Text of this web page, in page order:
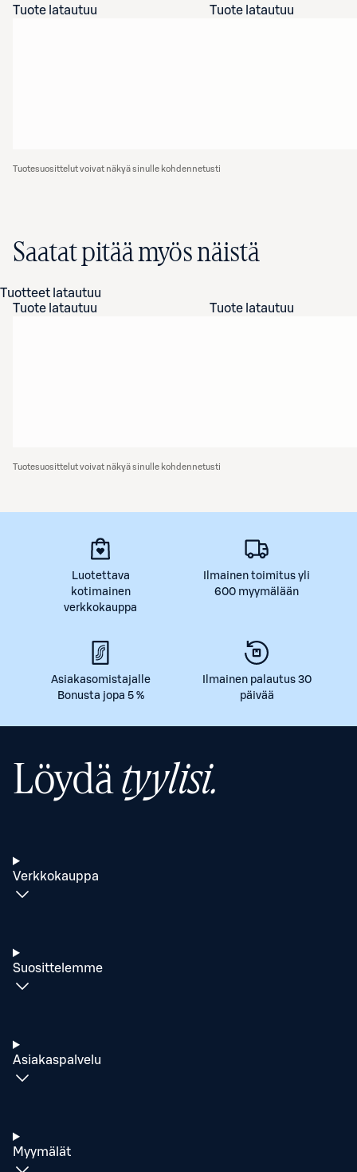
Tuote latautuu
Tuote latautuu
Tuotesuosittelut voivat näkyä sinulle kohdennetusti
Saatat pitää myös näistä
Tuotteet latautuu
Tuote latautuu
Tuote latautuu
Tuotesuosittelut voivat näkyä sinulle kohdennetusti
Luotettava
kotimainen
verkkokauppa
Ilmainen toimitus yli
600 myymälään
Asiakasomistajalle
Bonusta jopa 5 %
Ilmainen palautus 30
päivää
Löydätyylisi.
Verkkokauppa
Suosittelemme
Asiakaspalvelu
Myymälät